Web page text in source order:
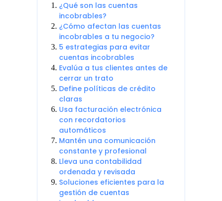
¿Qué son las cuentas
incobrables?
¿Cómo afectan las cuentas
incobrables a tu negocio?
5 estrategias para evitar
cuentas incobrables
Evalúa a tus clientes antes de
cerrar un trato
Define políticas de crédito
claras
Usa facturación electrónica
con recordatorios
automáticos
Mantén una comunicación
constante y profesional
Lleva una contabilidad
ordenada y revisada
Soluciones eficientes para la
gestión de cuentas